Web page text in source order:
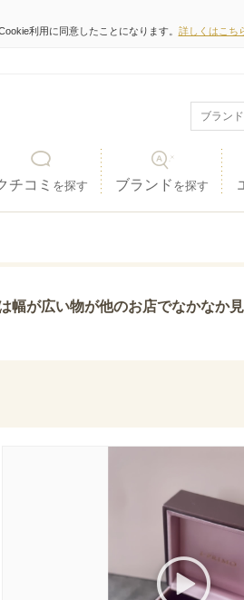
利用に同意したことになります。 詳しくはこち
チコミ を探す ブランド を探す
つからず、アイプリモで発見することができました。 ま